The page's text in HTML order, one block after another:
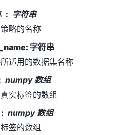
字符串
略的名称
字符串
适用的数据集名称
numpy 数组
实标签的数组
numpy 数组
签的数组